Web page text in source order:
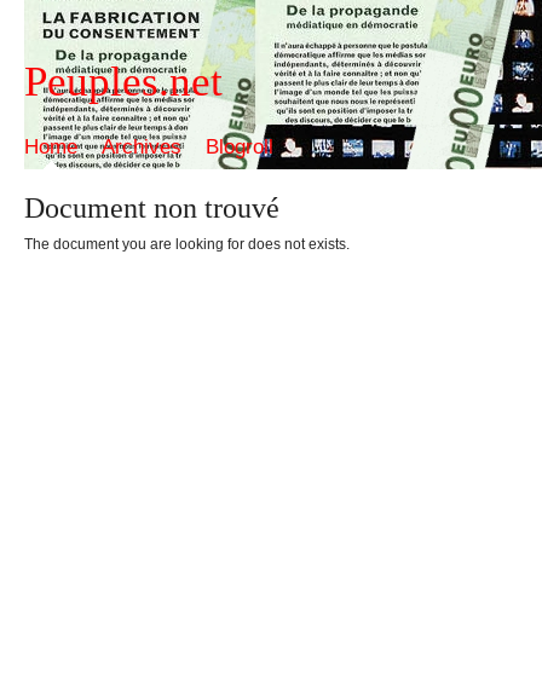
Peuples.net
Home Archives Blogroll
Document non trouvé
The document you are looking for does not exists.